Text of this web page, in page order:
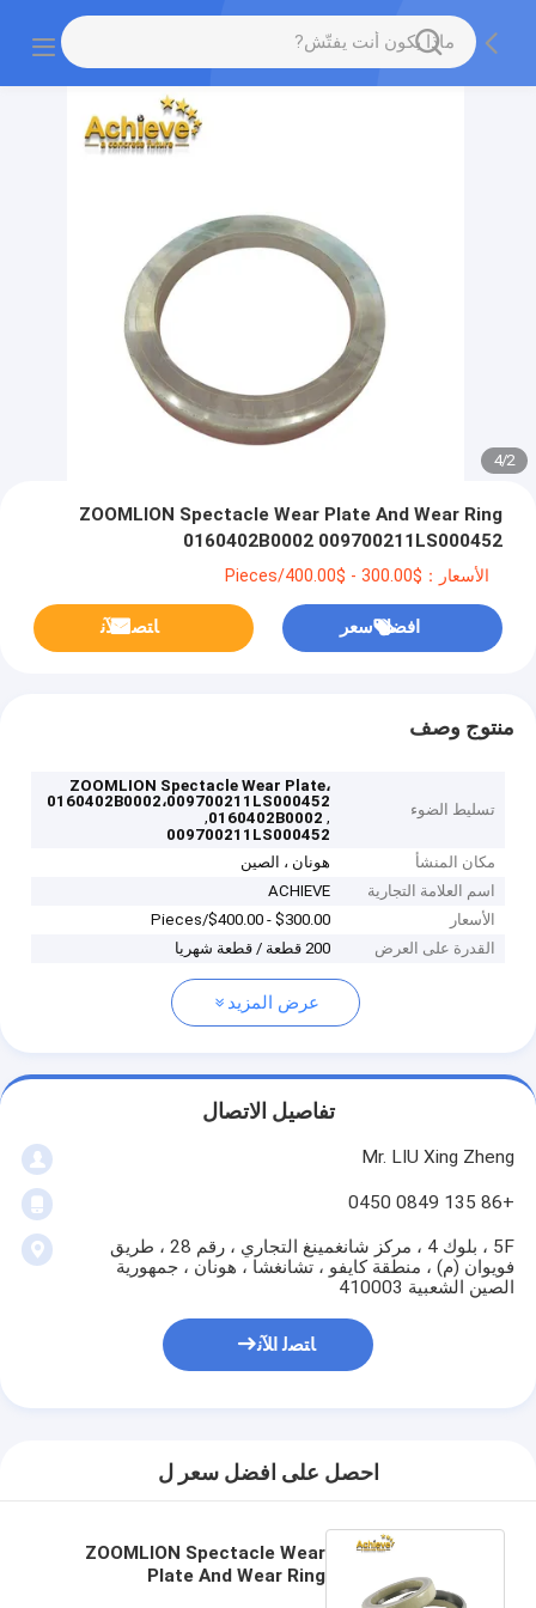
2
/
4
ZOOMLION Spectacle Wear Plate And Wear Ring
0160402B0002 009700211LS000452
الأسعار：$300.00 - $400.00/Pieces
افضل سعر ﺎﺘﺼﻟ ﺍﻶﻧ
منتوج وصف
تسليط الضوء
ZOOMLION Spectacle Wear Plate،
0160402B0002،009700211LS000452
,
0160402B0002
,
009700211LS000452
مكان المنشأ
هونان ، الصين
اسم العلامة التجارية
ACHIEVE
الأسعار
$300.00 - $400.00/Pieces
القدرة على العرض
200 قطعة / قطعة شهريا
عرض المزيد
تفاصيل الاتصال
Mr. LIU Xing Zheng
+86 135 0849 0450
5F ، بلوك 4 ، مركز شانغمينغ التجاري ، رقم 28 ، طريق
فويوان (م) ، منطقة كايفو ، تشانغشا ، هونان ، جمهورية
الصين الشعبية 410003
ﺎﺘﺼﻟ ﺍﻶﻧ
احصل على افضل سعر ل
ZOOMLION Spectacle Wear
Plate And Wear Ring